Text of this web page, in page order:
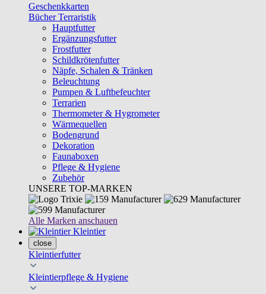
Geschenkkarten
Bücher Terraristik
Hauptfutter
Ergänzungsfutter
Frostfutter
Schildkrötenfutter
Näpfe, Schalen & Tränken
Beleuchtung
Pumpen & Luftbefeuchter
Terrarien
Thermometer & Hygrometer
Wärmequellen
Bodengrund
Dekoration
Faunaboxen
Pflege & Hygiene
Zubehör
UNSERE TOP-MARKEN
Alle Marken anschauen
Kleintier
close
Kleintierfutter
Kleintierpflege & Hygiene